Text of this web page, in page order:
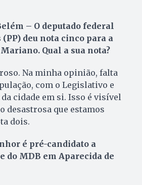
– O deputado federal
deu nota cinco para a
Qual a sua nota?
Na minha opinião, falta
com o Legislativo e
cidade em si. Isso é visível
desastrosa que estamos
dois.
é pré-candidato a
do MDB em Aparecida de